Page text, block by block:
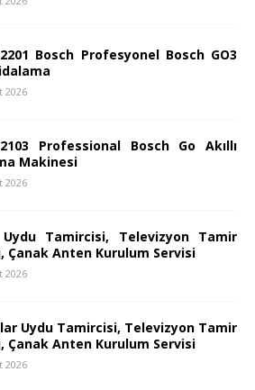
Bosch Profesyonel Bosch GO3
2026
Professional Bosch Go Akıllı
Makinesi
2026
Uydu Tamircisi, Televizyon Tamir
Çanak Anten Kurulum Servisi
2026
Uydu Tamircisi, Televizyon Tamir
Çanak Anten Kurulum Servisi
2026